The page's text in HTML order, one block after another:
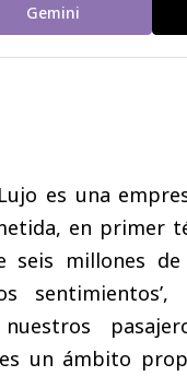
Gemini
es una
en primer
seis millones
un ámbito